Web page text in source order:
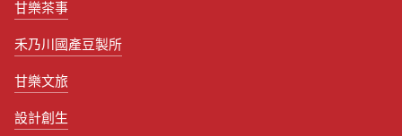
甘樂茶事
禾乃川國產豆製所
甘樂文旅
設計創生